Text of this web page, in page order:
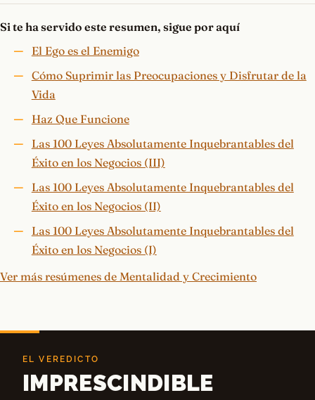
Si te ha servido este resumen, sigue por aquí
El Ego es el Enemigo
Cómo Suprimir las Preocupaciones y Disfrutar de la
Vida
Haz Que Funcione
Las 100 Leyes Absolutamente Inquebrantables del
Éxito en los Negocios (III)
Las 100 Leyes Absolutamente Inquebrantables del
Éxito en los Negocios (II)
Las 100 Leyes Absolutamente Inquebrantables del
Éxito en los Negocios (I)
Ver más resúmenes de Mentalidad y Crecimiento
EL VEREDICTO
IMPRESCINDIBLE